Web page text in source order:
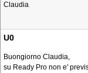
Claudia
U0
Buongiorno Claudia,
su Ready Pro non e'